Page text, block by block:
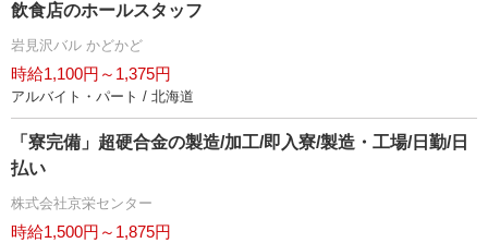
飲食店のホールスタッフ
見沢バル かどかど
時給1,100円～1,375円
アルバイト・パート / 北海道
「寮完備」超硬合金の製造/加工/即入寮/製造・工場/日勤/日
払い
株式会社京栄センター
時給1,500円～1,875円